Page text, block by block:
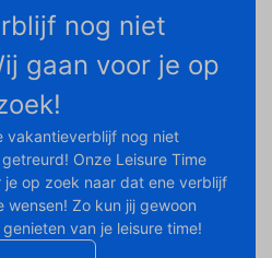
nog niet
gaan voor je op
vakantieverblijf nog niet
Onze Leisure Time
op zoek naar dat ene verblijf
wensen! Zo kun jij gewoon
van je leisure time!